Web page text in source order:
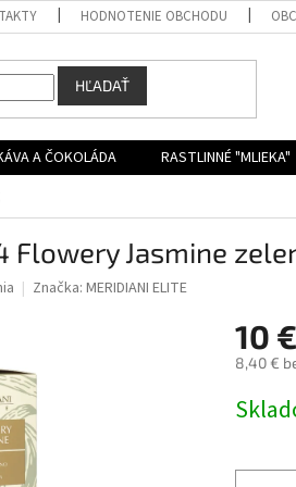
HODNOTENIE OBCHODU
HĽADAŤ
A ČOKOLÁDA RASTLINNÉ "MLIEKA"
Flowery Jasmine
Značka: MERIDIANI ELITE
10 €
8,40 €
cena: